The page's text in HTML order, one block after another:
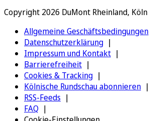
Copyright 2026 DuMont Rheinland, Köln
Allgemeine Geschäftsbedingungen
Datenschutzerklärung
Impressum und Kontakt
Barrierefreiheit
Cookies & Tracking
Kölnische Rundschau abonnieren
RSS-Feeds
FAQ